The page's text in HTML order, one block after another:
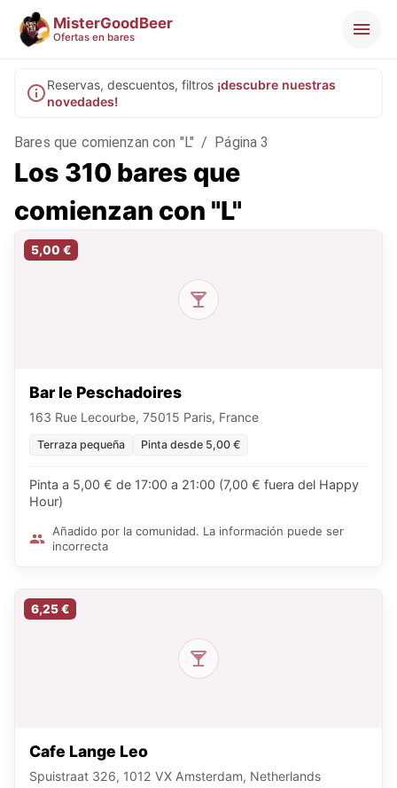
MisterGoodBeer
Ofertas en bares
Reservas, descuentos, filtros ¡descubre nuestras
novedades!
Bares que comienzan con "L" / Página 3
Los 310 bares que
comienzan con "L"
5,00 €
Bar le Peschadoires
163 Rue Lecourbe, 75015 Paris, France
Terraza pequeña Pinta desde 5,00 €
Pinta a 5,00 € de 17:00 a 21:00 (7,00 € fuera del Happy
Hour)
Añadido por la comunidad. La información puede ser
incorrecta
6,25 €
Cafe Lange Leo
Spuistraat 326, 1012 VX Amsterdam, Netherlands